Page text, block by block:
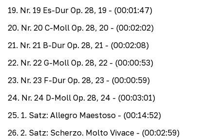
19. Nr. 19 Es-Dur Op. 28, 19 - (00:01:47)
20. Nr. 20 C-Moll Op. 28, 20 - (00:02:02)
21. Nr. 21 B-Dur Op. 28, 21 - (00:02:08)
22. Nr. 22 G-Moll Op. 28, 22 - (00:00:53)
23. Nr. 23 F-Dur Op. 28, 23 - (00:00:59)
24. Nr. 24 D-Moll Op. 28, 24 - (00:03:01)
25. 1. Satz: Allegro Maestoso - (00:14:52)
26. 2. Satz: Scherzo. Molto Vivace - (00:02:59)